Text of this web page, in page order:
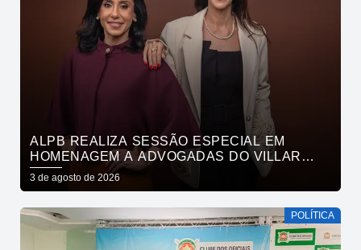
ALPB REALIZA SESSÃO ESPECIAL EM
HOMENAGEM A ADVOGADAS DO VILLAR
MAIA ADVOCACIA
3 de agosto de 2026
POLÍTICA